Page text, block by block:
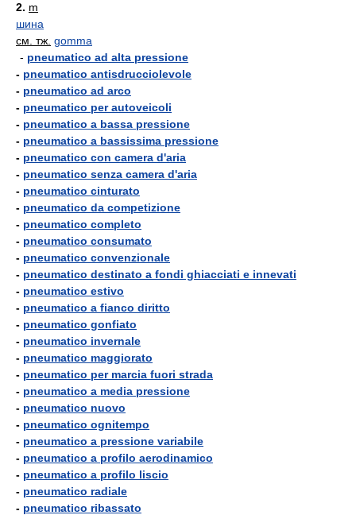
2. m
шина
см. тж. gomma
- pneumatico ad alta pressione
- pneumatico antisdrucciolevole
- pneumatico ad arco
- pneumatico per autoveicoli
- pneumatico a bassa pressione
- pneumatico a bassissima pressione
- pneumatico con camera d'aria
- pneumatico senza camera d'aria
- pneumatico cinturato
- pneumatico da competizione
- pneumatico completo
- pneumatico consumato
- pneumatico convenzionale
- pneumatico destinato a fondi ghiacciati e innevati
- pneumatico estivo
- pneumatico a fianco diritto
- pneumatico gonfiato
- pneumatico invernale
- pneumatico maggiorato
- pneumatico per marcia fuori strada
- pneumatico a media pressione
- pneumatico nuovo
- pneumatico ognitempo
- pneumatico a pressione variabile
- pneumatico a profilo aerodinamico
- pneumatico a profilo liscio
- pneumatico radiale
- pneumatico ribassato